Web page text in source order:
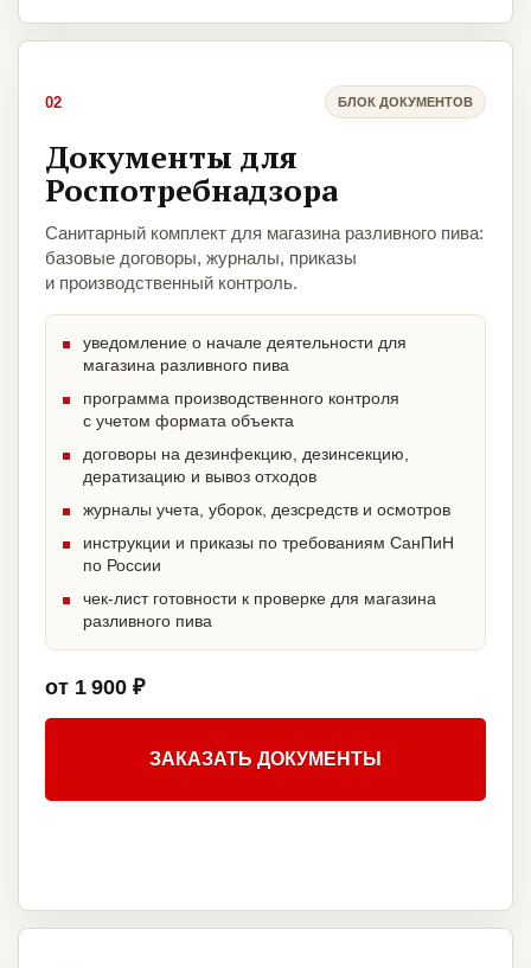
02 БЛОК ДОКУМЕНТОВ
Документы для
Роспотребнадзора
Санитарный комплект для магазина разливного пива:
базовые договоры, журналы, приказы
и производственный контроль.
уведомление о начале деятельности для
магазина разливного пива
программа производственного контроля
с учетом формата объекта
договоры на дезинфекцию, дезинсекцию,
дератизацию и вывоз отходов
журналы учета, уборок, дезсредств и осмотров
инструкции и приказы по требованиям СанПиН
по России
чек-лист готовности к проверке для магазина
разливного пива
от 1 900 ₽
ЗАКАЗАТЬ ДОКУМЕНТЫ